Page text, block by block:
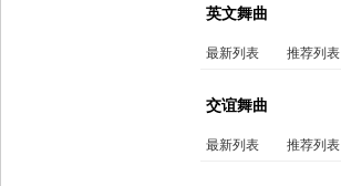
英文舞曲
最新列表 推荐列表
交谊舞曲
最新列表 推荐列表